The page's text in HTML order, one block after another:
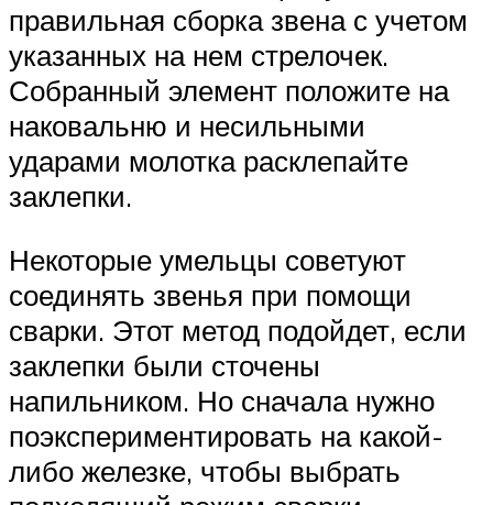
правильная сборка звена с учетом
указанных на нем стрелочек.
Собранный элемент положите на
наковальню и несильными
ударами молотка расклепайте
заклепки.
Некоторые умельцы советуют
соединять звенья при помощи
сварки. Этот метод подойдет, если
заклепки были сточены
напильником. Но сначала нужно
поэкспериментировать на какой-
либо железке, чтобы выбрать